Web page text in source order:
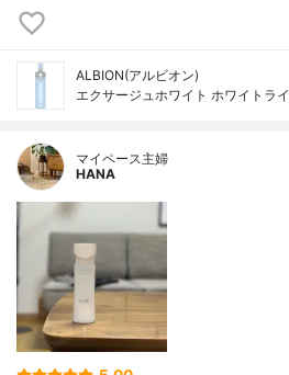
ALBION(アルビオン)
エクサージュホワイト ホワイトラ
マイペース主婦
HANA